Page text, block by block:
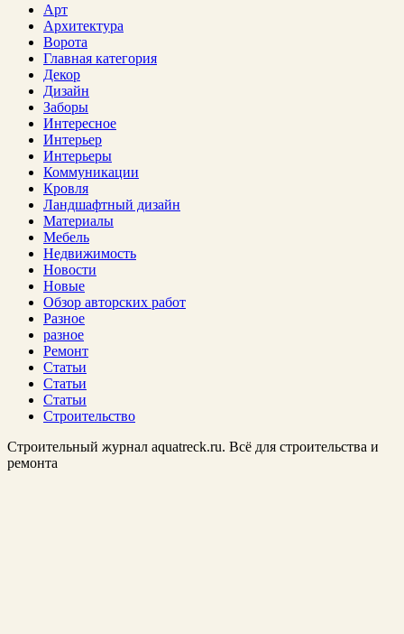
Арт
Архитектура
Ворота
Главная категория
Декор
Дизайн
Заборы
Интересное
Интерьер
Интерьеры
Коммуникации
Кровля
Ландшафтный дизайн
Материалы
Мебель
Недвижимость
Новости
Новые
Обзор авторских работ
Разное
разное
Ремонт
Статьи
Статьи
Статьи
Строительство
Строительный журнал aquatreck.ru. Всё для строительства и
ремонта